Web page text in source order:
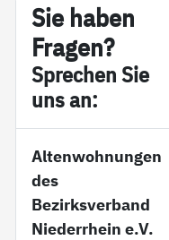
Sie ha­ben
Fra­gen?
Sp­re­chen Sie
uns an:
Altenwohnungen
des
Bezirksverband
Niederrhein e.V.